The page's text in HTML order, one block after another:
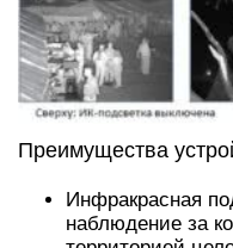
Преимущества
Инфракрасная
наблюдение за